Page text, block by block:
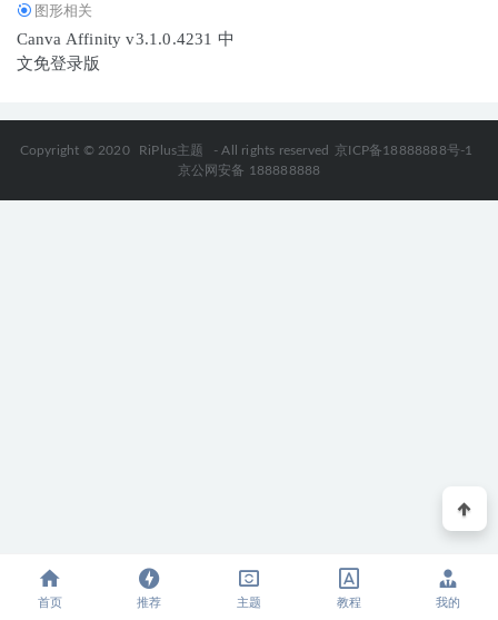
图形相关
Canva Affinity v3.1.0.4231 中
文免登录版
Copyright © 2020 RiPlus主题 - All rights reserved
京ICP备18888888号-1
京公网安备 188888888
2026-06-10
888 2025-04-19
首页 推荐 主题 教程 我的